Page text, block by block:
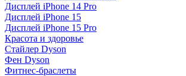
Дисплей iPhone 14 Pro
Дисплей iPhone 15
Дисплей iPhone 15 Pro
Красота и здоровье
Стайлер Dyson
Фен Dyson
Фитнес-браслеты